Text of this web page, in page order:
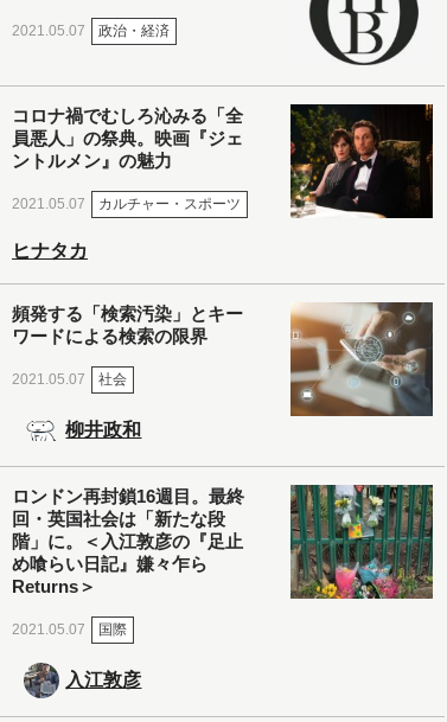
2021.05.07 政治・経済
コロナ禍でむしろ沁みる「全
員悪人」の祭典。映画『ジェ
ントルメン』の魅力
2021.05.07 カルチャー・スポーツ
ヒナタカ
頻発する「検索汚染」とキー
ワードによる検索の限界
2021.05.07 社会
柳井政和
ロンドン再封鎖16週目。最終
回・英国社会は「新たな段
階」に。＜入江敦彦の『足止
め喰らい日記』嫌々乍ら
Returns＞
2021.05.07 国際
入江敦彦